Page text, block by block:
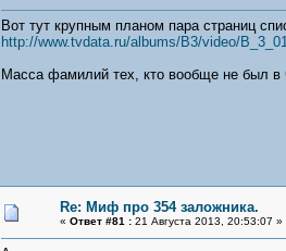
Вот тут крупным планом пара страниц
http://www.tvdata.ru/albums/B3/video/
Масса фамилий тех, кто вообще не был в
Re: Миф про 354 заложника.
« Ответ #81 :21 Августа 2013, 20:53:07 »